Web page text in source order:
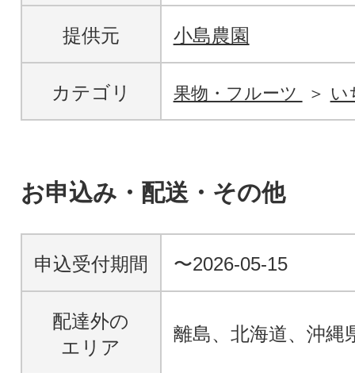
提供元 小島農園
カテゴリ 果物・フルーツ い
お申込み・配送・その他
申込受付期間 〜2026-05-15
配達外の
エリア
離島、北海道、沖縄